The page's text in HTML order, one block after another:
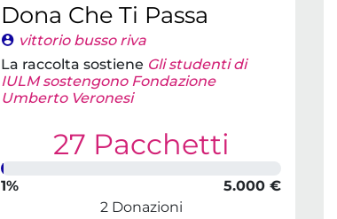
Dona Che Ti Passa
vittorio busso riva
La raccolta sostiene Gli studenti di
IULM sostengono Fondazione
Umberto Veronesi
27 Pacchetti
1%
5.000 €
2 Donazioni